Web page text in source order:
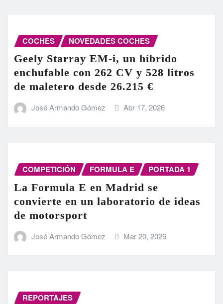
COCHES NOVEDADES COCHES
Geely Starray EM-i, un híbrido
enchufable con 262 CV y 528 litros
de maletero desde 26.215 €
José Armando Gómez Abr 17, 2026
COMPETICIÓN FORMULA E PORTADA 1
La Formula E en Madrid se
convierte en un laboratorio de ideas
de motorsport
José Armando Gómez Mar 20, 2026
REPORTAJES